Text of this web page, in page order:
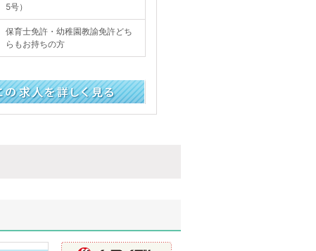
5号）
保育士免許・幼稚園教諭免許どち
らもお持ちの方